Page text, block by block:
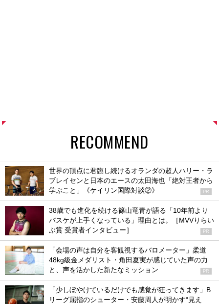
RECOMMEND
世界の頂点に君臨し続けるオランダの超人ハリー・ラ
ブレイセンと日本のエースの太田海也「絶対王者から
学ぶこと」《ケイリン国際対談②》
PR
38歳でも進化を続ける篠山竜青が語る「10年前より
バスケが上手くなっている」理由とは。［MVVりらい
ぶ賞 受賞者インタビュー］
PR
「会場の声は自分を客観視するバロメーター」柔道
48kg級金メダリスト・角田夏実が感じていた声の力
と、声を活かした新たなミッション
PR
「少しぼやけているだけでも感覚が狂ってきます」B
リーグ屈指のシューター・安藤周人が明かす“見え